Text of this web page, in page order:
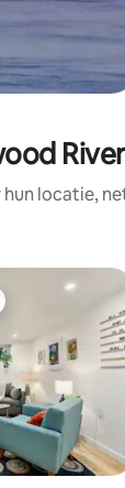
locatie,